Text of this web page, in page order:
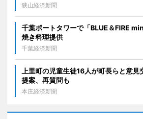
狭山経済新聞
千葉ポートタワーで「BLUE＆FIRE
焼き料理提供
千葉経済新聞
上里町の児童生徒16人が町長らと意
提案、再質問も
本庄経済新聞